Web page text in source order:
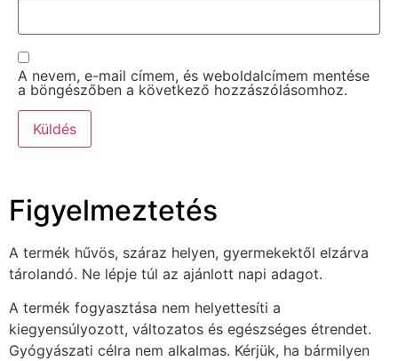
A nevem, e-mail címem, és weboldalcímem mentése
a böngészőben a következő hozzászólásomhoz.
Figyelmeztetés
A termék hűvös, száraz helyen, gyermekektől elzárva
tárolandó. Ne lépje túl az ajánlott napi adagot.
A termék fogyasztása nem helyettesíti a
kiegyensúlyozott, változatos és egészséges étrendet.
Gyógyászati célra nem alkalmas. Kérjük, ha bármilyen